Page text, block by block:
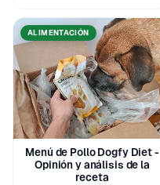
ALIMENTACIÓN
Menú de Pollo Dogfy Diet -
Opinión y análisis de la
receta